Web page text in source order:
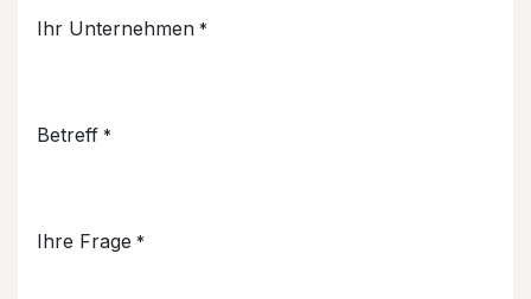
Ihr Unternehmen *
Betreff *
Ihre Frage *